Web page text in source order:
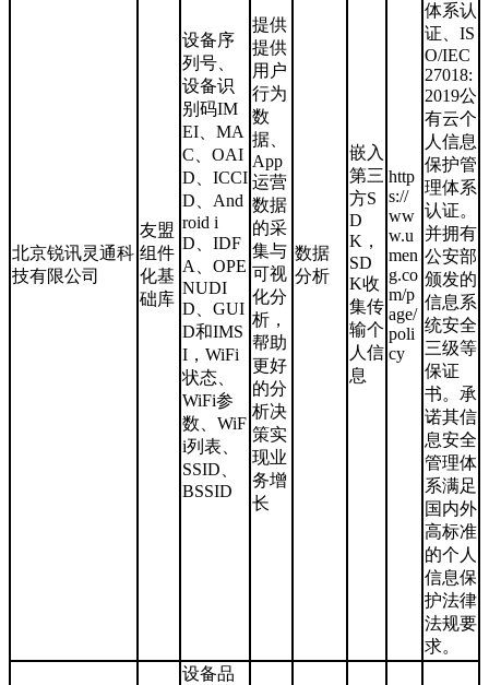
北京锐讯灵通科
技有限公司
友盟
组件
化基
础库
设备序
列号、
设备识
别码IM
EI、MA
C、OAI
D、ICCI
D、And
roid i
D、IDF
A、OPE
NUDI
D、GUI
D和IMS
I，WiFi
状态、
WiFi参
数、WiF
i列表、
SSID、
BSSID
提供
提供
用户
行为
数
据、
App
运营
数据
的采
集与
可视
化分
析，
帮助
更好
的分
析决
策实
现业
务增
长
数据
分析
嵌入
第三
方S
D
K，
SD
K收
集传
输个
人信
息
http
s://
ww
w.u
men
g.co
m/p
age/
poli
cy
体系认
证、IS
O/IEC
27018:
2019公
有云个
人信息
保护管
理体系
认证。
并拥有
公安部
颁发的
信息系
统安全
三级等
保证
书。承
诺其信
息安全
管理体
系满足
国内外
高标准
的个人
信息保
护法律
法规要
求。
设备品